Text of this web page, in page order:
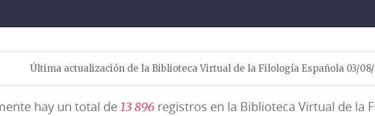
Última actualización de la Biblioteca Virtual de la Filología Española 03/
hay un total de 13896registros en la Biblioteca Virtual de la